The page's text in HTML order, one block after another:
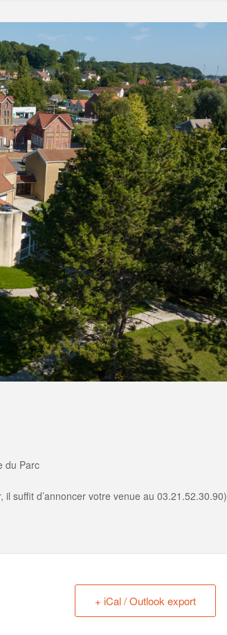
du Parc
suffit d’annoncer votre venue au 03.21.52.30.90)
+ iCal / Outlook export